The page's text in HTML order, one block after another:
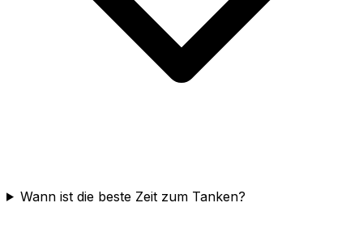
Wann ist die beste Zeit zum Tanken?